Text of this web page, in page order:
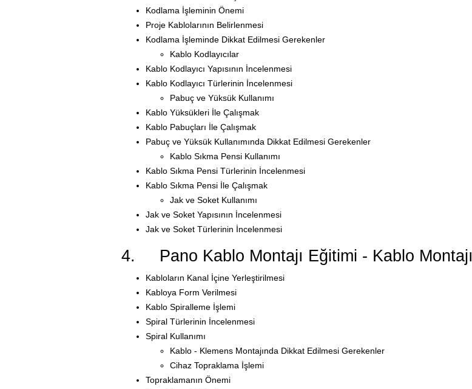
Kodlama İşleminin Önemi
Proje Kablolarının Belirlenmesi
Kodlama İşleminde Dikkat Edilmesi Gerekenler
Kablo Kodlayıcılar
Kablo Kodlayıcı Yapısının İncelenmesi
Kablo Kodlayıcı Türlerinin İncelenmesi
Pabuç ve Yüksük Kullanımı
Kablo Yüksükleri İle Çalışmak
Kablo Pabuçları İle Çalışmak
Pabuç ve Yüksük Kullanımında Dikkat Edilmesi Gerekenler
Kablo Sıkma Pensi Kullanımı
Kablo Sıkma Pensi Türlerinin İncelenmesi
Kablo Sıkma Pensi İle Çalışmak
Jak ve Soket Kullanımı
Jak ve Soket Yapısının İncelenmesi
Jak ve Soket Türlerinin İncelenmesi
4. Pano Kablo Montajı Eğitimi - Kablo Montajı
Kabloların Kanal İçine Yerleştirilmesi
Kabloya Form Verilmesi
Kablo Spiralleme İşlemi
Spiral Türlerinin İncelenmesi
Spiral Kullanımı
Kablo - Klemens Montajında Dikkat Edilmesi Gerekenler
Cihaz Topraklama İşlemi
Topraklamanın Önemi